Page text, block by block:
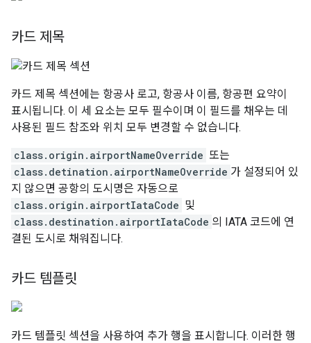
카드 제목
카드 제목 섹션에는 항공사 로고, 항공사 이름, 항공편 요약이
표시됩니다. 이 세 요소는 모두 필수이며 이 필드를 채우는 데
사용된 필드 참조와 위치 모두 변경할 수 없습니다.
class.origin.airportNameOverride 또는
class.detination.airportNameOverride 가 설정되어 있
지 않으면 공항의 도시명은 자동으로
class.origin.airportIataCode 및
class.destination.airportIataCode 의 IATA 코드에 연
결된 도시로 채워집니다.
카드 템플릿
카드 템플릿 섹션을 사용하여 추가 행을 표시합니다. 이러한 행